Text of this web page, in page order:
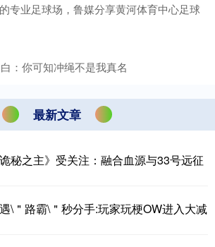
专业足球场，鲁媒分享黄河体育中心足球
：你可知冲绳不是我真名
最新文章
秘之主》受关注：融合血源与33号远征
\＂路霸\＂秒分手:玩家玩梗OW进入大减